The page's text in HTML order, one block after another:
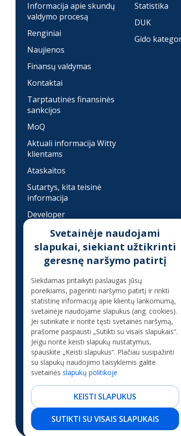
Informacija apie skundų
valdymo procesą
Renginiai
Naujienos
Finansų valdymas
Kontaktai
Tarptautinės finansinės
sankcijos
MoQ
Aktuali informacija Witty
klientams
Ataskaitos
Sutartys, kita teisinė
informacija
Developer
Įkainiai
Finansinis sukčiavimas
Statistika
DUK
Gido
Konsultacija telefonu
+37070080075
(skambinant iš užsienio +37068700300)
Vartojimo paskola Kreditas internetu
Paskola studijoms
Paskola be
Svetainėje naudojami
slapukai, siekiant užtikrinti
geresnę naršymo patirtį
Siekdamas pritaikyti paslaugas jūsų
poreikiams, pagerinti naršymo patirtį ir rinkti
statistinę informaciją apie klientų lankomumą,
svetainėje naudojame slapukus (ang. cookies).
Jei sutinkate ir norite tęsti svetainės naršymą,
prašome paspausti „Sutikti su visais slapukais“.
Jeigu norite keisti slapukų nustatymus,
spauskite „Keisti slapukus“. Plačiau susipažinti
su slapukų naudojimo taisyklėmis galite
svetainės slapukų politikoje
KEISTI SLAPUKUS
SUTIKTI SU VISAIS SLAPUKAIS